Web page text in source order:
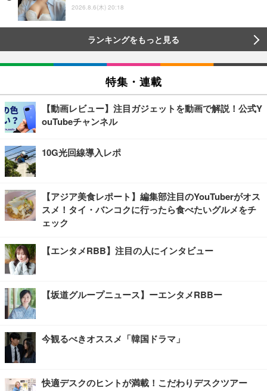
2026.8.6(木) 20:18
ランキングをもっと見る
特集・連載
【動画レビュー】注目ガジェットを動画で解説！公式Y
ouTubeチャンネル
10G光回線導入レポ
【アジア美食レポート】編集部注目のYouTuberがオス
スメ！タイ・バンコクに行ったら食べたいグルメをチ
ェック
【エンタメRBB】注目の人にインタビュー
【坂道グループニュース】ーエンタメRBBー
今観るべきオススメ「韓国ドラマ」
快適デスクのヒントが満載！こだわりデスクツアー